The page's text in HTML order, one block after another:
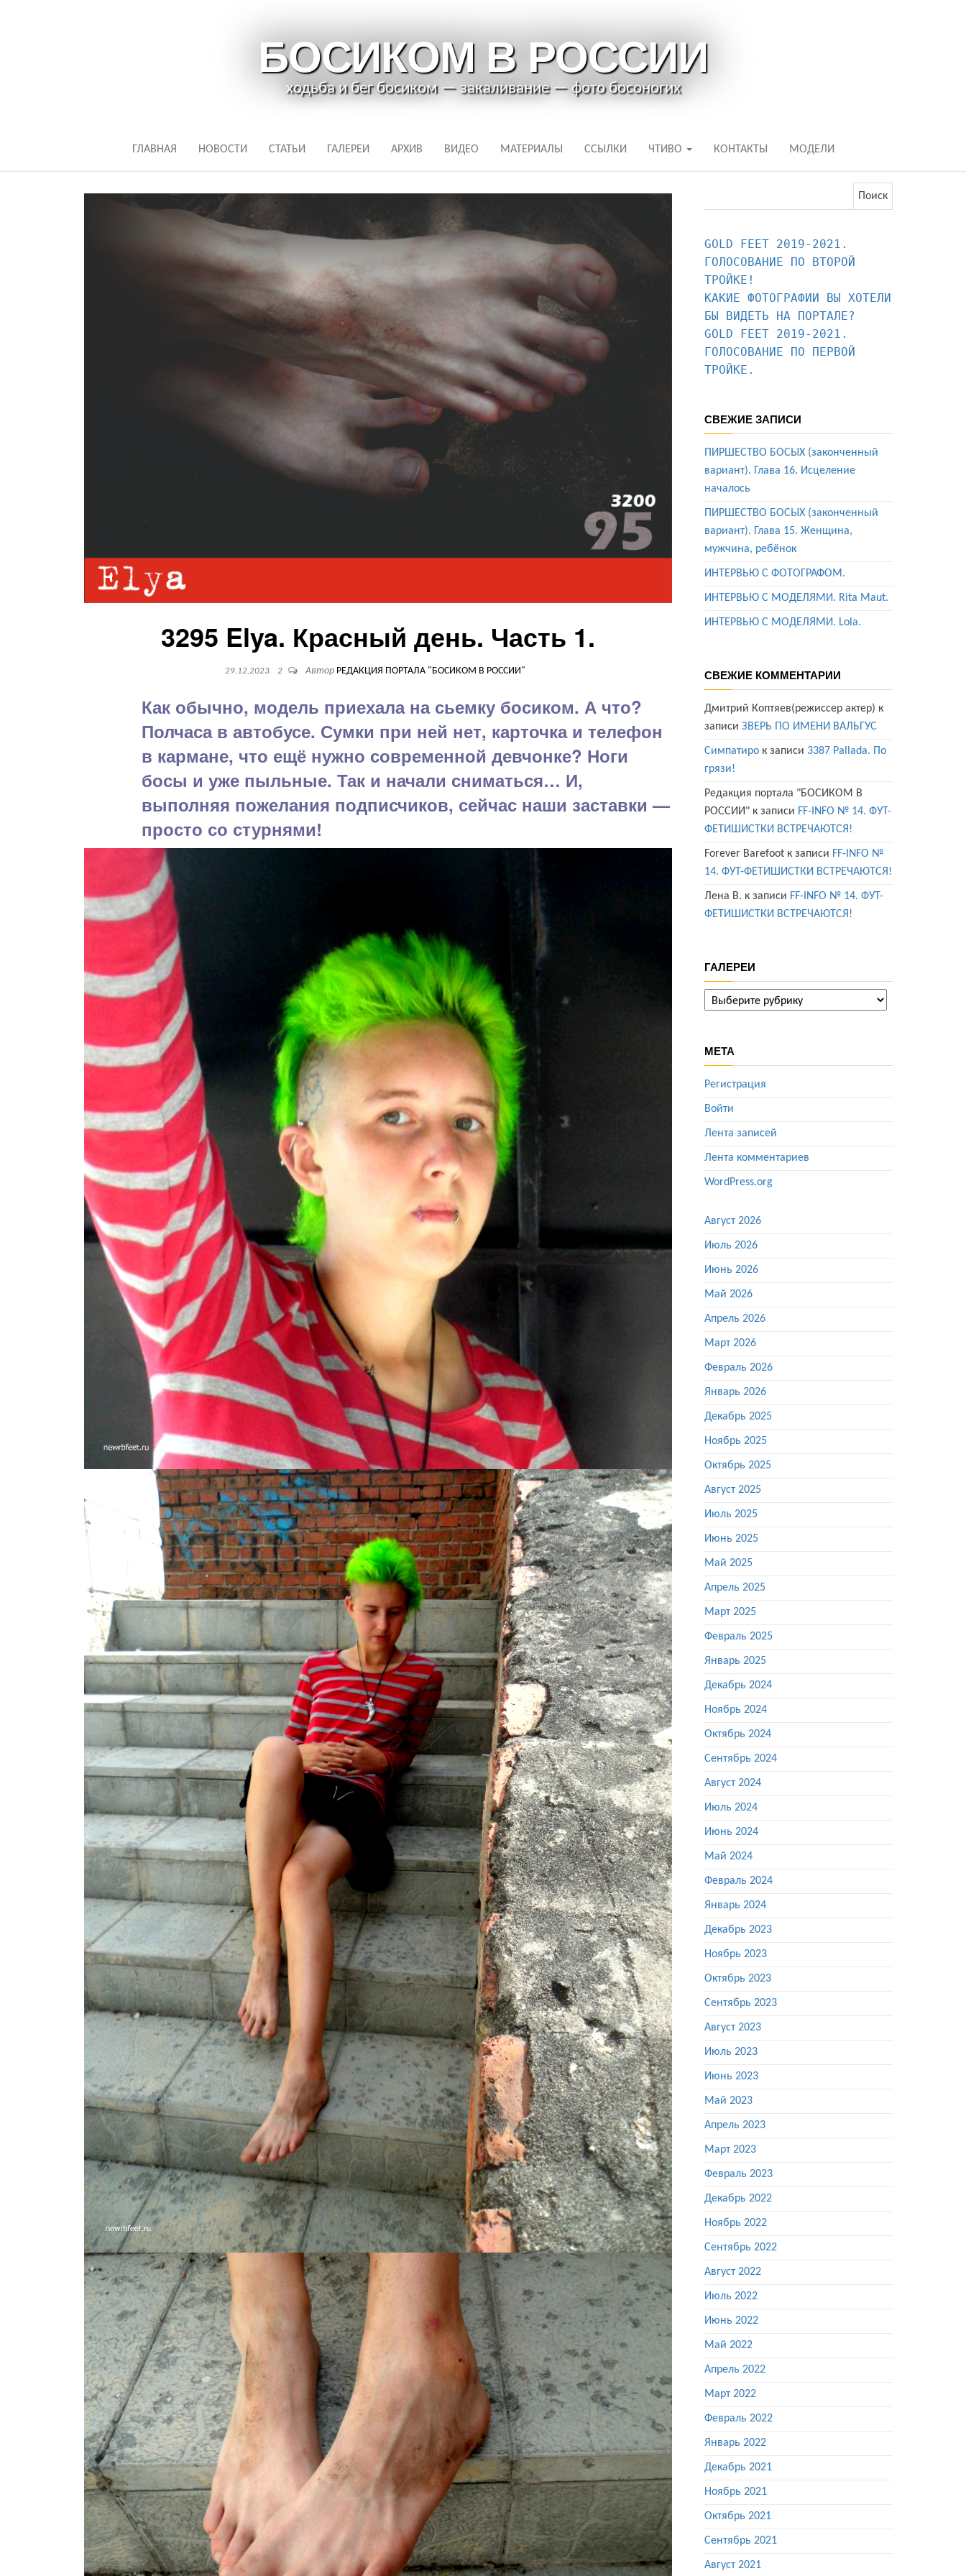
БОСИКОМ В РОССИИ
ходьба и бег босиком — закаливание — фото босоногих
ГЛАВНАЯ НОВОСТИ СТАТЬИ ГАЛЕРЕИ АРХИВ ВИДЕО МАТЕРИАЛЫ ССЫЛКИ ЧТИВО КОНТАКТЫ МОДЕЛИ
3295 Elya. Красный день. Часть 1.
29.12.2023 2 Автор РЕДАКЦИЯ ПОРТАЛА "БОСИКОМ В РОССИИ"
Как обычно, модель приехала на сьемку босиком. А что?
Полчаса в автобусе. Сумки при ней нет, карточка и телефон
в кармане, что ещё нужно современной девчонке? Ноги
босы и уже пыльные. Так и начали сниматься… И,
выполняя пожелания подписчиков, сейчас наши заставки —
просто со стурнями!
GOLD FEET 2019-2021.
ГОЛОСОВАНИЕ ПО ВТОРОЙ
КАКИЕ ФОТОГРАФИИ ВЫ ХОТЕЛИ
БЫ ВИДЕТЬ НА ПОРТАЛЕ?
GOLD FEET 2019-2021.
ГОЛОСОВАНИЕ ПО ПЕРВОЙ
ТРОЙКЕ.
СВЕЖИЕ ЗАПИСИ
ПИРШЕСТВО БОСЫХ (законченный
вариант). Глава 16. Исцеление
началось
ПИРШЕСТВО БОСЫХ (законченный
вариант). Глава 15. Женщина,
мужчина, ребёнок
ИНТЕРВЬЮ С ФОТОГРАФОМ.
ИНТЕРВЬЮ С МОДЕЛЯМИ. Rita Maut.
ИНТЕРВЬЮ С МОДЕЛЯМИ. Lola.
СВЕЖИЕ КОММЕНТАРИИ
Дмитрий Коптяев(режиссер актер) к
записи ЗВЕРЬ ПО ИМЕНИ ВАЛЬГУС
Симпатирок записи 3387 Pallada. По
грязи!
Редакция портала "БОСИКОМ В
РОССИИ"к записи FF-INFO № 14. ФУТ-
ФЕТИШИСТКИ ВСТРЕЧАЮТСЯ!
Forever Barefootк записи FF-INFO №
14. ФУТ-ФЕТИШИСТКИ ВСТРЕЧАЮТСЯ!
Лена В. к записи FF-INFO № 14. ФУТ-
ФЕТИШИСТКИ ВСТРЕЧАЮТСЯ!
ГАЛЕРЕИ
ГАЛЕРЕИ
МЕТА
Регистрация
Войти
Лента записей
Лента комментариев
WordPress.org
Август 2026
Июль 2026
Июнь 2026
Май 2026
Апрель 2026
Март 2026
Февраль 2026
Январь 2026
Декабрь 2025
Ноябрь 2025
Октябрь 2025
Август 2025
Июль 2025
Июнь 2025
Май 2025
Апрель 2025
Март 2025
Февраль 2025
Январь 2025
Декабрь 2024
Ноябрь 2024
Октябрь 2024
Сентябрь 2024
Август 2024
Июль 2024
Июнь 2024
Май 2024
Февраль 2024
Январь 2024
Декабрь 2023
Ноябрь 2023
Октябрь 2023
Сентябрь 2023
Август 2023
Июль 2023
Июнь 2023
Май 2023
Апрель 2023
Март 2023
Февраль 2023
Декабрь 2022
Ноябрь 2022
Сентябрь 2022
Август 2022
Июль 2022
Июнь 2022
Май 2022
Апрель 2022
Март 2022
Февраль 2022
Январь 2022
Декабрь 2021
Ноябрь 2021
Октябрь 2021
Сентябрь 2021
Август 2021